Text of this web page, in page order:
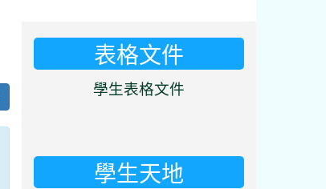
表格文件
學生表格文件
學生天地